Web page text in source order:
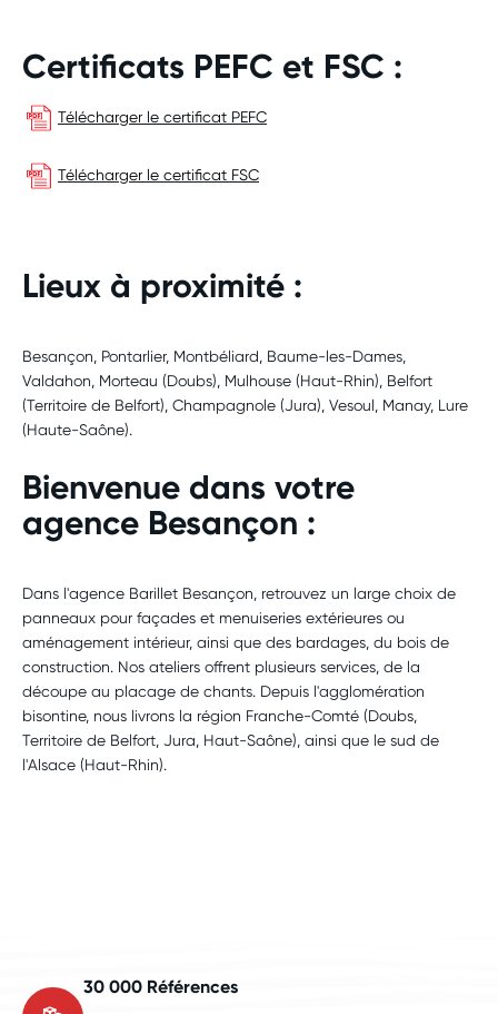
Certificats PEFC et FSC :
Télécharger le certificat PEFC
Télécharger le certificat FSC
Lieux à proximité :
Besançon, Pontarlier, Montbéliard, Baume-les-Dames,
Valdahon, Morteau (Doubs), Mulhouse (Haut-Rhin), Belfort
(Territoire de Belfort), Champagnole (Jura), Vesoul, Manay, Lure
(Haute-Saône).
Bienvenue dans votre
agence Besançon :
Dans l'agence Barillet Besançon, retrouvez un large choix de
panneaux pour façades et menuiseries extérieures ou
aménagement intérieur, ainsi que des bardages, du bois de
construction. Nos ateliers offrent plusieurs services, de la
découpe au placage de chants. Depuis l'agglomération
bisontine, nous livrons la région Franche-Comté (Doubs,
Territoire de Belfort, Jura, Haut-Saône), ainsi que le sud de
l'Alsace (Haut-Rhin).
30 000 Références